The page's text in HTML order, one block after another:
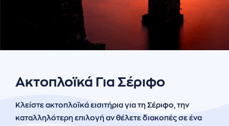
Cookies
Ακτοπλοϊκά Για Σέριφο
Κλείστε ακτοπλοϊκά εισιτήρια για τη Σέριφο, την
καταλληλότερη επιλογή αν θέλετε διακοπές σε ένα